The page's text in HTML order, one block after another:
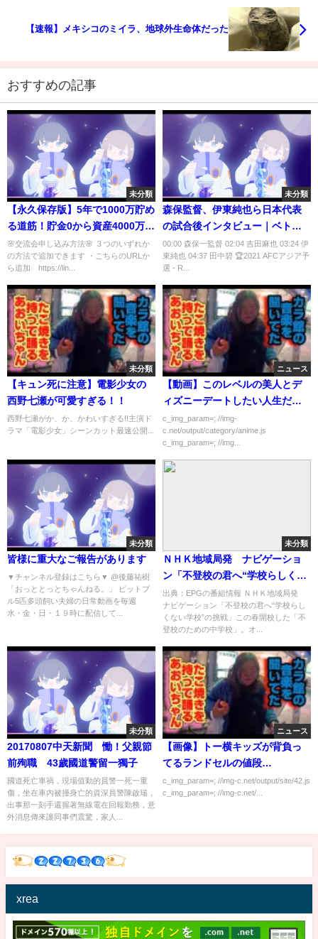
【速報】メキシコのミイラ、地球外生命体だった
おすすめの記事
未分類
【永久保存版】5年で1000万貯め
る道筋！貯金0から資産4000万に
増やした方法
🌸交流会申し込み方法🌸 ３つのいずれか
の方法で追加できます ・こちらのURLか
ら追加 https://lin...
未分類
森保監督、伊東純也ら日本代表
の試合後インタビュー｜ベトナ
ム 0-1 日本｜AFCアジア予選 -
Road to Qatar - グループB第5
00:00 森保一監督 02:04 吉田麻也 03:24 伊
東純也 04:37 田中碧 🏆2021 AFCアジア予
選 - R...
未分類
【キュン死に注意】電影少女の
西野七瀬が可愛すぎる！！
西野七瀬がか、か、かわいすぎる!!主演ド
ラマ「電影少女」シーンカット最速公開...
ニュース
【動画】このレベルの美人とデ
ィズニーデートしたい人生だっ
た
c_img_param=; //img-
c.net/output/category/anime.js
c_img_param=; //img...
未分類
皆様に重大なご報告があります
▼チャンネル登録はこちら▼ @後藤祐樹
「おっととっとちゃんねる。」 ピットブ
ル5匹多頭飼い夫婦の日常動画を毎週
水・金・日・１９時に配信して...
未分類
ＮＨＫ地域局発 ナビゲーショ
ン「不登校の君へ“学校らしくな
い学校”の挑戦」[字]…の番組内
容解析まとめ
出典：EPGの番組情報 ＮＨＫ地域局発
ナビゲーション「不登校の君へ“学校らし
くない学校”の挑戦」この春開校した「不
登校のための中学校」。オ...
未分類
20170807中天新聞 慟！父親節
前殉職 43歲國道警留一獨子
國道死亡車禍，現場值勤的員警一死一重
傷，坐在車內被撞身亡的資深員警陳啟瑞，
出事那一刻手還握著無線電在回報勤務，意
外消息傳來讓同事們震驚，家人...
ニュース
【画像】トー横キッズが背負っ
てるランドセルの値段…
c_img_param=; //img-c.net/output/site/42.js
c_img_param=; //img-c.net/...
xrea